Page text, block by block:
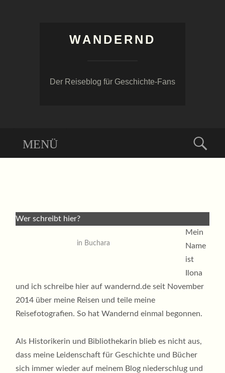
WANDERND
Der Reiseblog für Geschichte-Fans
Menü
Wer schreibt hier?
in Buchara
Mein
Name
ist
Ilona
und ich schreibe hier auf wandernd.de seit November
2014 über meine Reisen und teile meine
Reisefotografien. So hat Wandernd einmal begonnen.
Als Historikerin und Bibliothekarin blieb es nicht aus,
dass meine Leidenschaft für Geschichte und Bücher
sich immer wieder auf meinem Blog niederschlug und